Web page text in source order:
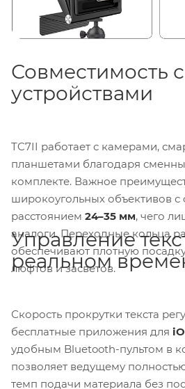
Совместимость
устройствами
TC7II работает с камерами,
планшетами благодаря
комплекте. Важное
широкоугольных объективов
расстоянием 24–35 мм, чего
аналоги. Переходные кольца
обеспечивают плотную
люфтов и засветов.
Управление
реальном
Скорость прокрутки текста
бесплатные приложения для
удобным Bluetooth-пультом в
позволяет ведущему
темп подачи материала без